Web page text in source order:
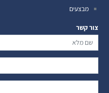
מבצעים
צור קשר